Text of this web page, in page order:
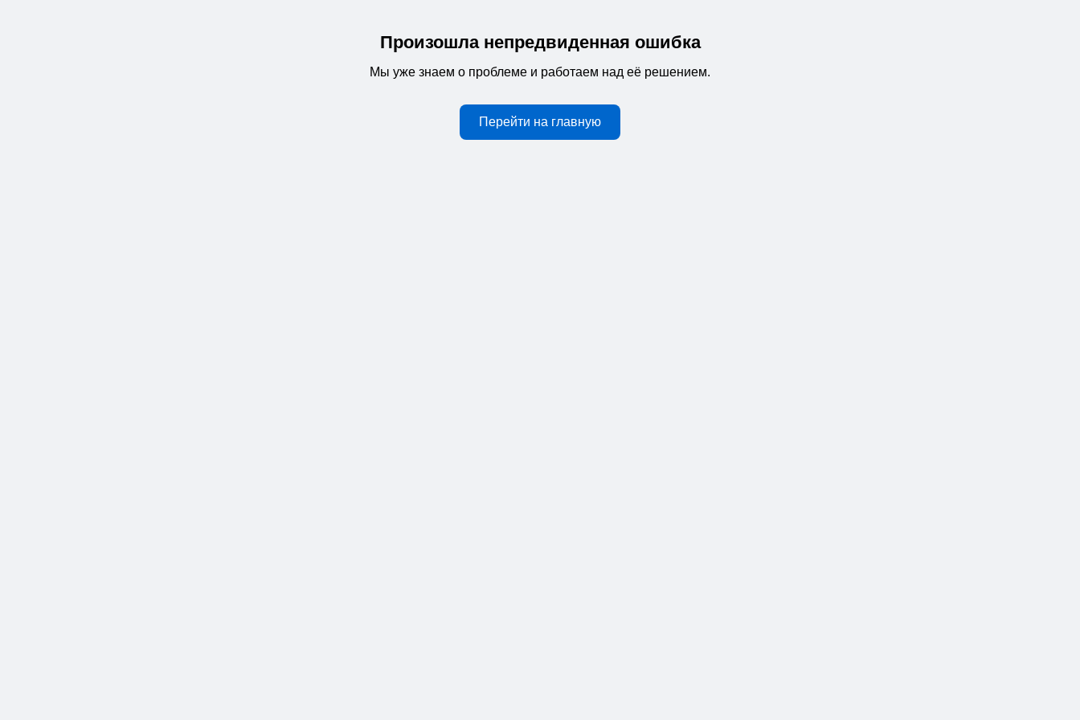
Произошла непредвиденная ошибка
Мы уже знаем о проблеме и работаем над её решением.
Перейти на главную